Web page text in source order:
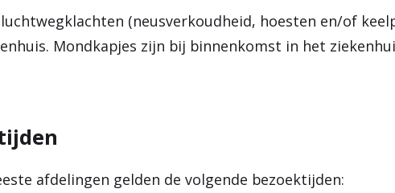
(neusverkoudheid, hoesten en/of
Mondkapjes zijn bij binnenkomst in het
afdelingen gelden de volgende bezoektijden: